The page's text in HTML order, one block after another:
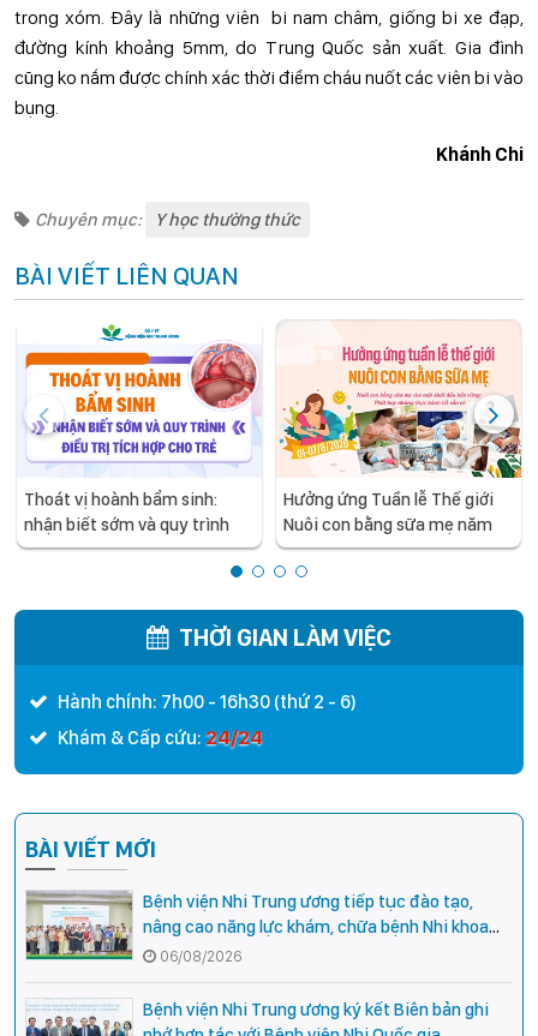
trong xóm. Đây là những viên bi nam châm, giống bi xe đạp,
đường kính khoảng 5mm, do Trung Quốc sản xuất. Gia đình
cũng ko nắm được chính xác thời điểm cháu nuốt các viên bi vào
bụng.
Khánh Chi
Chuyên mục: Y học thường thức
BÀI VIẾT LIÊN QUAN
Thoát vị hoành bẩm sinh:
nhận biết sớm và quy trình
điều trị tích hợp cho trẻ -
Hưởng ứng Tuần lễ Thế giới
Nuôi con bằng sữa mẹ năm
2026
THỜI GIAN LÀM VIỆC
Hành chính: 7h00 - 16h30 (thứ 2 - 6)
Khám & Cấp cứu: 24/24
BÀI VIẾT MỚI
Bệnh viện Nhi Trung ương tiếp tục đào tạo,
nâng cao năng lực khám, chữa bệnh Nhi khoa
cho cán bộ y tế tại các tỉnh miền núi phía Bắc
06/08/2026
Bệnh viện Nhi Trung ương ký kết Biên bản ghi